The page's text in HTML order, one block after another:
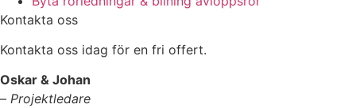
Kontakta oss
Kontakta oss idag för en fri offert.
Oskar & Johan
– Projektledare